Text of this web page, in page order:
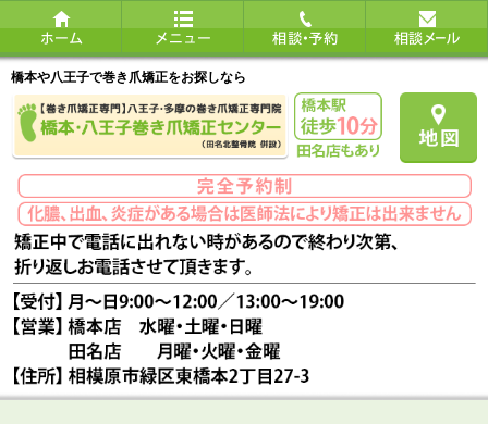
橋本や八王子で巻き爪矯正をお探しなら